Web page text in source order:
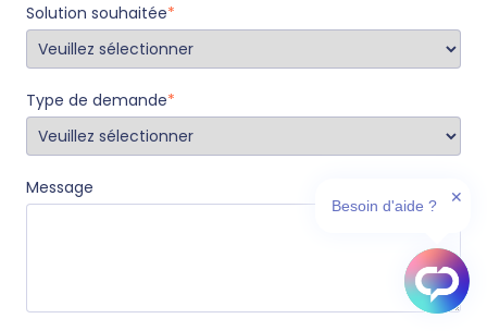
Solution souhaitée*
Type de demande*
Message
Besoin d'aide ? ✕